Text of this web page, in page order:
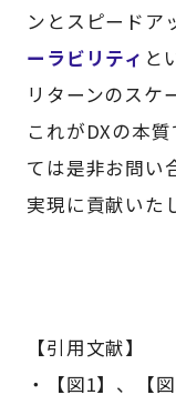
ンとスピードア
ーラビリティ と
リターンのスケ
これがDXの本
ては是非お問い
実現に貢献いた
【引用文献】
・【図1】、【